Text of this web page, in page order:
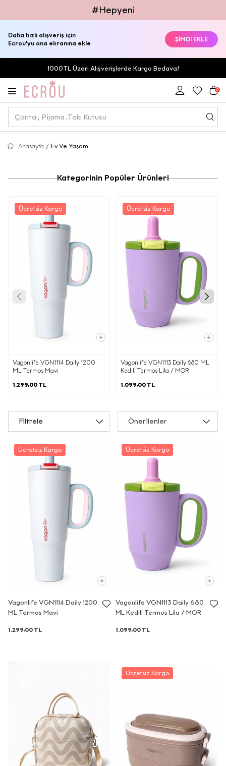
#Hepyeni
Daha hızlı alışveriş için
Ecrou'yu ana ekranına ekle
ŞİMDİ EKLE
1000TL Üzeri Alışverişlerde Kargo Bedava!
0
Anasayfa / Ev Ve Yaşam
Kategorinin Popüler Ürünleri
Ücretsiz Kargo
Vagonlife VGN1114 Daily 1200
ML Termos Mavi
1.299,00 TL
Ücretsiz Kargo
Vagonlife VGN1113 Daily 680 ML
Kedili Termos Lila / MOR
1.099,00 TL
Filtrele Önerilenler
Ücretsiz Kargo
Vagonlife VGN1114 Daily 1200
ML Termos Mavi
1.299,00 TL
Ücretsiz Kargo
Vagonlife VGN1113 Daily 680
ML Kedili Termos Lila / MOR
1.099,00 TL
Ücretsiz Kargo